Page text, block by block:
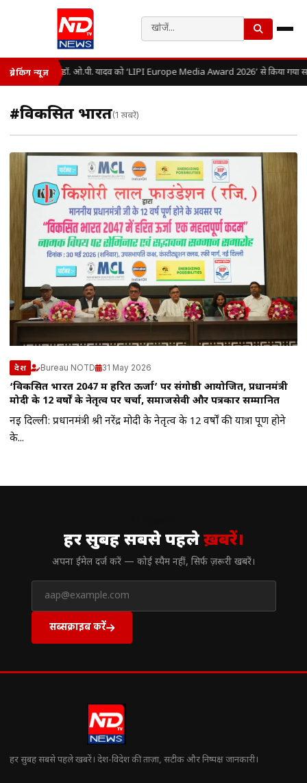
ब्रेकिंग न्यूज़ डॉ. ओ.पी. यादव को ‘LIPI Europe Media Award 2026’ से किया गया
#विकसित भारत(1 खबरें)
देश Bureau NOTD 31 May 2026
‘विकसित भारत 2047 में हरित ऊर्जा’ पर संगोष्ठी आयोजित, प्रधानमंत्री
मोदी के 12 वर्षों के नेतृत्व पर चर्चा, समाजसेवी और पत्रकार सम्मानित
नई दिल्ली: प्रधानमंत्री श्री नरेंद्र मोदी के नेतृत्व के 12 वर्षों की यात्रा पूर्ण होने
के...
हर सुबह सबसे पहलेख़बरें।
अपना ईमेल दर्ज करें — कोई स्पैम नहीं, सिर्फ ज़रूरी खबरें।
सब्सक्राइब करें
हर सुबह सबसे पहले खबरें। देश-विदेश की ताज़ा, सटीक और निष्पक्ष जानकारी।